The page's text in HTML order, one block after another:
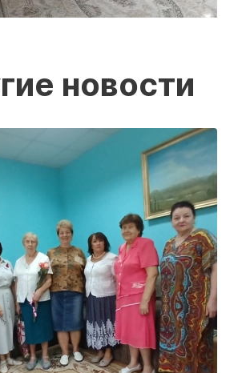
новости